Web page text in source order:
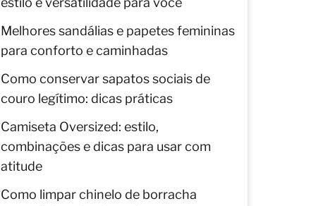
Melhores sandálias e papetes femininas
para conforto e caminhadas
Como conservar sapatos sociais de
couro legítimo: dicas práticas
Camiseta Oversized: estilo,
combinações e dicas para usar com
atitude
Como limpar chinelo de borracha